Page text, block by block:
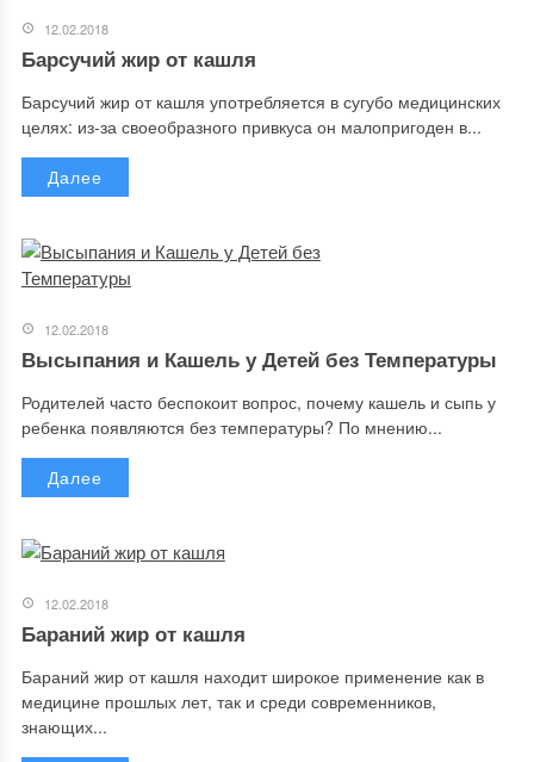
12.02.2018
Барсучий жир от кашля
Барсучий жир от кашля употребляется в сугубо медицинских
целях: из-за своеобразного привкуса он малопригоден в...
Далее
12.02.2018
Высыпания и Кашель у Детей без Температуры
Родителей часто беспокоит вопрос, почему кашель и сыпь у
ребенка появляются без температуры? По мнению...
Далее
12.02.2018
Бараний жир от кашля
Бараний жир от кашля находит широкое применение как в
медицине прошлых лет, так и среди современников,
знающих...